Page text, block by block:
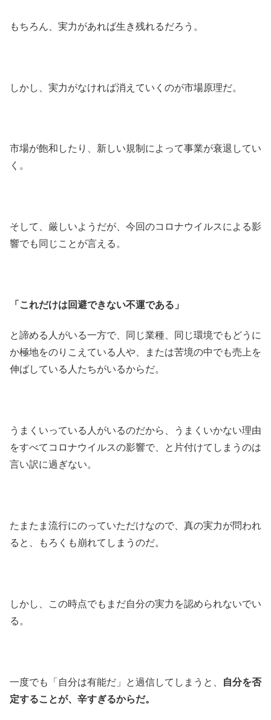
もちろん、実力があれば生き残れるだろう。
しかし、実力がなければ消えていくのが市場原理だ。
市場が飽和したり、新しい規制によって事業が衰退してい
く。
そして、厳しいようだが、今回のコロナウイルスによる影
響でも同じことが言える。
「これだけは回避できない不運である」
と諦める人がいる一方で、同じ業種、同じ環境でもどうに
か極地をのりこえている人や、または苦境の中でも売上を
伸ばしている人たちがいるからだ。
うまくいっている人がいるのだから、うまくいかない理由
をすべてコロナウイルスの影響で、と片付けてしまうのは
言い訳に過ぎない。
たまたま流行にのっていただけなので、真の実力が問われ
ると、もろくも崩れてしまうのだ。
しかし、この時点でもまだ自分の実力を認められないでい
る。
一度でも「自分は有能だ」と過信してしまうと、
自分を否
定することが、辛すぎるからだ。